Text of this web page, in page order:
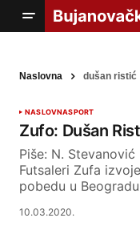
Naslovna dušan ristić
NASLOVNASPORT
Zufo: Dušan
Piše: N.
Futsaleri Zufa
pobedu u
10.03.2020.